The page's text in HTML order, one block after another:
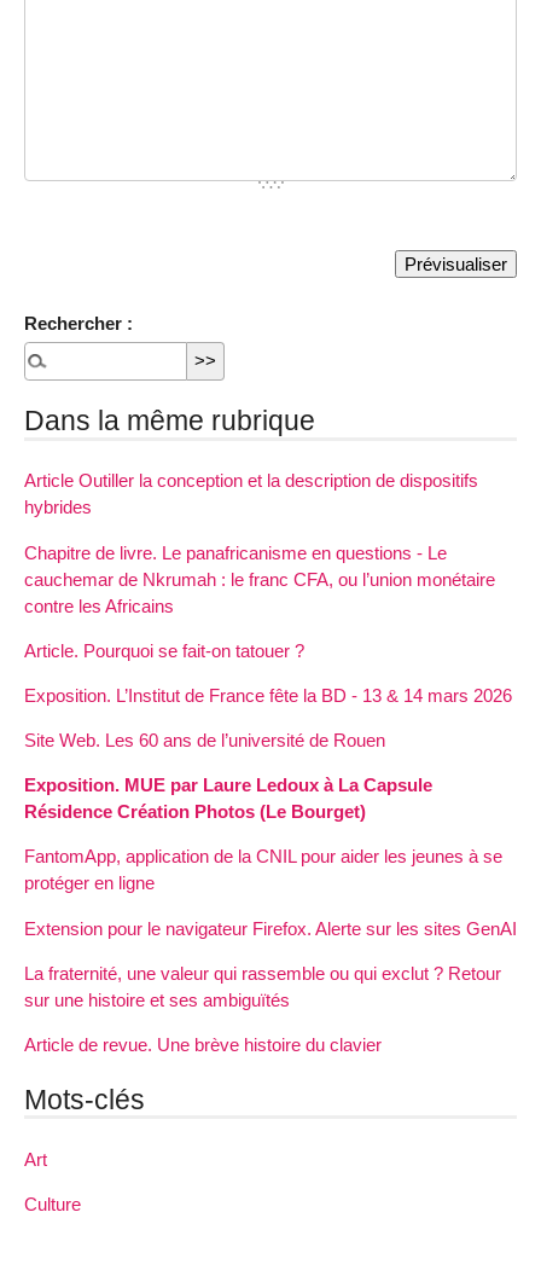
Rechercher :
Dans la même rubrique
Article Outiller la conception et la description de dispositifs
hybrides
Chapitre de livre. Le panafricanisme en questions - Le
cauchemar de Nkrumah : le franc CFA, ou l’union monétaire
contre les Africains
Article. Pourquoi se fait-on tatouer ?
Exposition. L’Institut de France fête la BD - 13 & 14 mars 2026
Site Web. Les 60 ans de l’université de Rouen
Exposition. MUE par Laure Ledoux à La Capsule
Résidence Création Photos (Le Bourget)
FantomApp, application de la CNIL pour aider les jeunes à se
protéger en ligne
Extension pour le navigateur Firefox. Alerte sur les sites GenAI
La fraternité, une valeur qui rassemble ou qui exclut ? Retour
sur une histoire et ses ambiguïtés
Article de revue. Une brève histoire du clavier
Mots-clés
Art
Culture